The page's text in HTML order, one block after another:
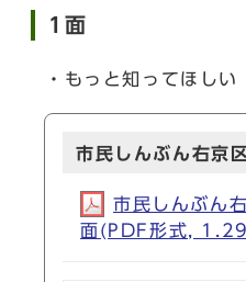
1面
・もっと知ってほし
市民しんぶん右
市民しんぶん
面(PDF形式,